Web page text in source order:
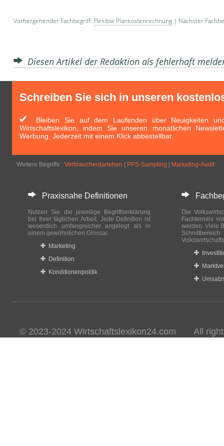
Vorhergehender Fachbegriff: Flexible Plankostenrechnung | Nächster
Diesen Artikel der Redaktion als fehlerhaft
Schreiben Sie sich in unseren
Bleiben Sie auf dem Laufenden über Neuigkeiten
Wirtschaftslexikon, indem Sie unseren monatlichen
Werbung. Jederzeit mit einem Klick abbestellbar.
Weitere Begriffe : Verbraucherdarlehen PPS-Sampling Marketing-Audit
Praxisnahe Definitionen
Nutzen Sie die jeweilige Begriffserklärung
bei Ihrer täglichen Arbeit. Jede Definition ist
wesentlich umfangreicher angelegt als in
einem gewöhnlichen Glossar.
Marketing
Definition
Konditionenpolitik
Die
Fachtermini
werden. Viele
© 2023-2024 Wirtschaftslexikon24.com All